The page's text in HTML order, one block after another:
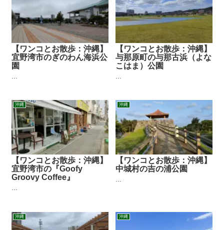
【ワンコとお散歩：沖縄】
宜野湾市のぎのわん海浜公
園
【ワンコとお散歩：沖縄】
与那原町の与那古浜（よな
こはま）公園
沖縄
【ワンコとお散歩：沖縄】
宜野湾市の『Goofy
Groovy Coffee』
...
沖縄
【ワンコとお散歩：沖縄】
中城村の吉の浦公園
...
沖縄 沖縄